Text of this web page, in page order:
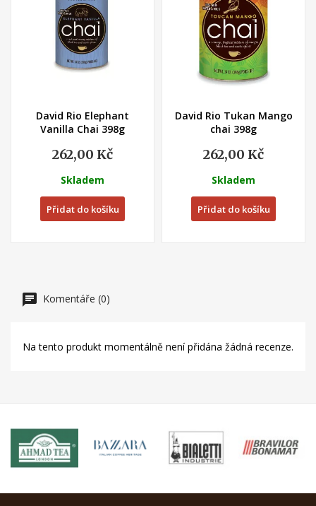
David Rio Elephant
Vanilla Chai 398g
262,00 Kč
Skladem
Přidat do košíku
David Rio Tukan Mango
chai 398g
262,00 Kč
Skladem
Přidat do košíku
Komentáře (0)
Na tento produkt momentálně není přidána žádná recenze.